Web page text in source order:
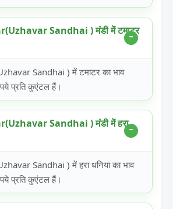
Sandhai ) मंडी में टमाटर
Sandhai ) में टमाटर का भाव
प्रति कुएंटल हैं।
Sandhai ) मंडी में हरा
Sandhai ) में हरा धनिया का भाव
प्रति कुएंटल हैं।